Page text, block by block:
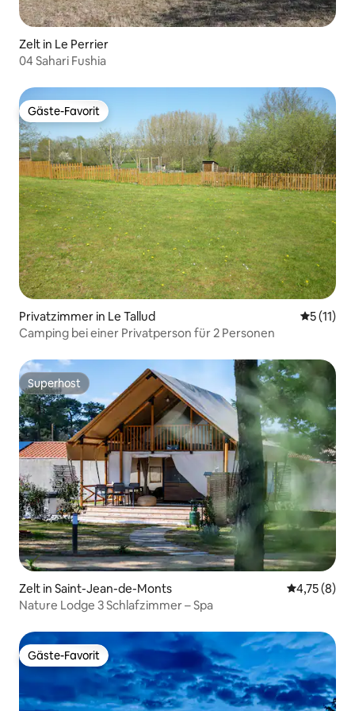
Zelt in Le Perrier
04 Sahari Fushia
Gäste-Favorit
Gäste-Favorit
Privatzimmer in Le Tallud
5 (11)
Camping bei einer Privatperson für 2 Personen
Superhost
Superhost
Zelt in Saint-Jean-de-Monts
4,75 (8)
Nature Lodge 3 Schlafzimmer – Spa
Gäste-Favorit
Gäste-Favorit